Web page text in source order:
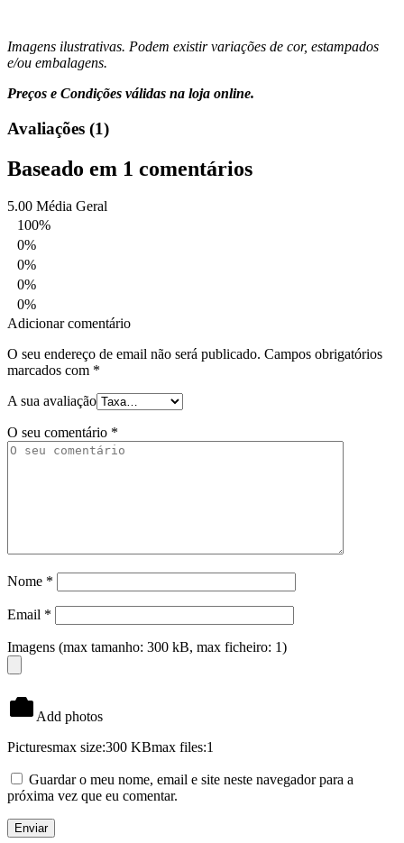
Imagens ilustrativas. Podem existir variações de cor, estampados
e/ou embalagens.
Preços e Condições válidas na loja online.
Avaliações (1)
Baseado em 1 comentários
5.00 Média Geral
100%
0%
0%
0%
0%
Adicionar comentário
O seu endereço de email não será publicado. Campos obrigatórios
marcados com *
A sua avaliação
O seu comentário *
Nome *
Email *
Imagens (max tamanho: 300 kB, max ficheiro: 1)
Add photos
Picturesmax size:300 KBmax files:1
Guardar o meu nome, email e site neste navegador para a
próxima vez que eu comentar.